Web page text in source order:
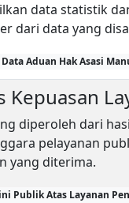
data statistik
dari data yang
Aduan Hak Asasi
Kepuasan
diperoleh dari
pelayanan
yang diterima.
Publik Atas Layanan